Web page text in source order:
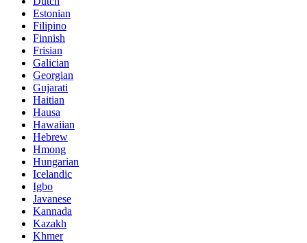
Estonian
Filipino
Finnish
Frisian
Galician
Georgian
Gujarati
Haitian
Hausa
Hawaiian
Hebrew
Hmong
Hungarian
Icelandic
Igbo
Javanese
Kannada
Kazakh
Khmer